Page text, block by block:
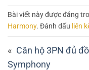
Bài viết này được đăng
Harmony. Đánh dấu liên
Căn hộ 3PN đủ
Symphony